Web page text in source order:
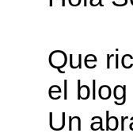
Que
el
Un